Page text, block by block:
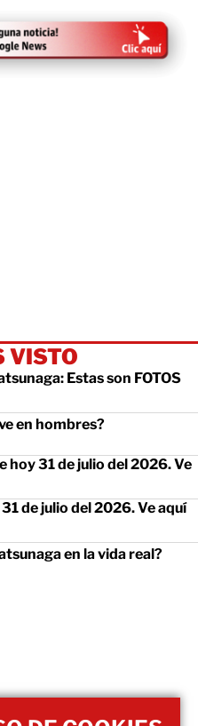
VISTO
Estas son FOTOS
en hombres?
hoy 31 de julio del 2026. Ve
de julio del 2026. Ve aquí
en la vida real?